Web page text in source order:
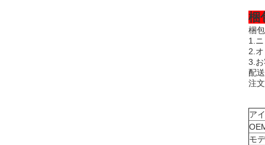
梱
梱
1.
2.
3.
配
注
ア
モ